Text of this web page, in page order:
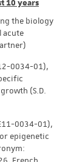
10 years
the biology
acute
0034-01),
(S.D.
0034-01),
epigenetic